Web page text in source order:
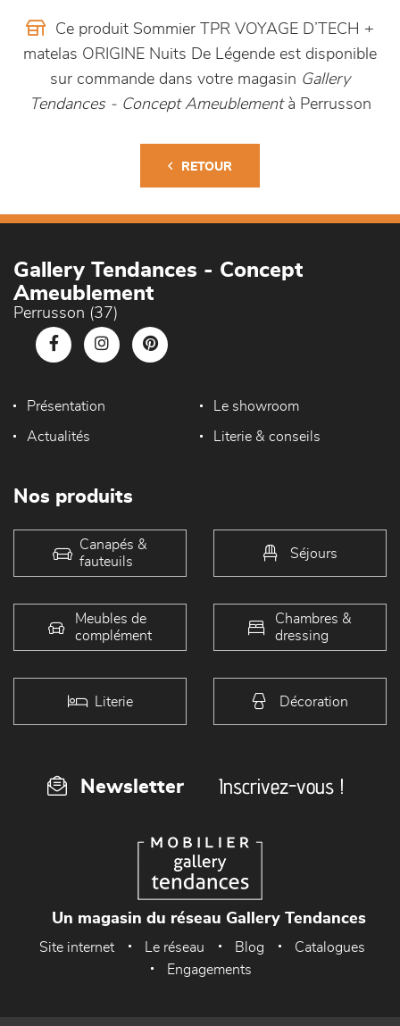
Ce produit Sommier TPR VOYAGE D’TECH +
matelas ORIGINE Nuits De Légende est disponible
sur commande dans votre magasin Gallery
Tendances - Concept Ameublement à Perrusson
RETOUR
Gallery Tendances - Concept
Ameublement
Perrusson (37)
Présentation Le showroom
Actualités Literie & conseils
Nos produits
Canapés &
fauteuils
Séjours
Meubles de
complément
Chambres &
dressing
Literie Décoration
Newsletter Inscrivez-vous !
Un magasin du réseau Gallery Tendances
Site internet Le réseau Blog
Catalogues
Engagements